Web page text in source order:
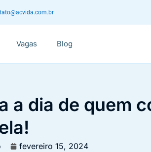
Vagas Blog
a dia de quem
fevereiro 15, 2024